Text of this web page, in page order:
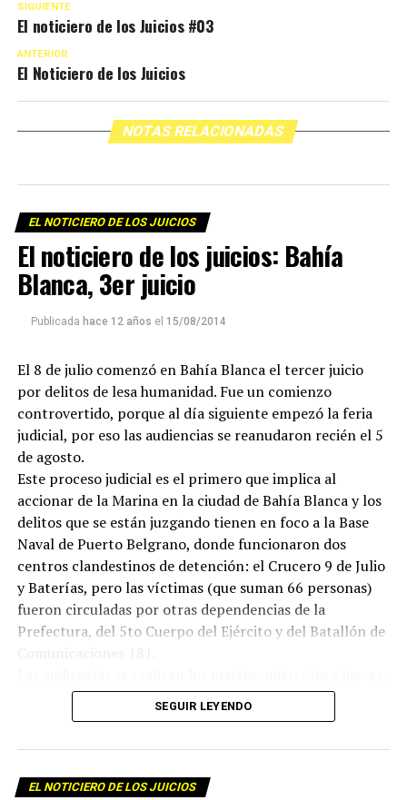
SIGUIENTE
El noticiero de los Juicios #03
ANTERIOR
El Noticiero de los Juicios
NOTAS RELACIONADAS
EL NOTICIERO DE LOS JUICIOS
El noticiero de los juicios: Bahía
Blanca, 3er juicio
Publicada hace 12 años el 15/08/2014
El 8 de julio comenzó en Bahía Blanca el tercer juicio
por delitos de lesa humanidad. Fue un comienzo
controvertido, porque al día siguiente empezó la feria
judicial, por eso las audiencias se reanudaron recién el 5
de agosto.
Este proceso judicial es el primero que implica al
accionar de la Marina en la ciudad de Bahía Blanca y los
delitos que se están juzgando tienen en foco a la Base
Naval de Puerto Belgrano, donde funcionaron dos
centros clandestinos de detención: el Crucero 9 de Julio
y Baterías, pero las víctimas (que suman 66 personas)
fueron circuladas por otras dependencias de la
Prefectura, del 5to Cuerpo del Ejército y del Batallón de
semana de por medio, desde las 9 hs en el Aula Magna de
la Universidad Nacional del Sur, Av. Colón 80, Bahía
SEGUIR LEYENDO
EL NOTICIERO DE LOS JUICIOS